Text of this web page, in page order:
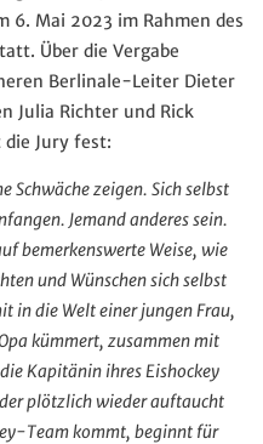
6. Mai 2023 im Rahmen des
Über die Vergabe
Berlinale-Leiter Dieter
Julia Richter und Rick
Jury fest:
Schwäche zeigen. Sich selbst
Jemand anderes sein.
bemerkenswerte Weise, wie
und Wünschen sich selbst
in die Welt einer jungen Frau,
kümmert, zusammen mit
Kapitänin ihres Eishockey
plötzlich wieder auftaucht
Team kommt, beginnt für